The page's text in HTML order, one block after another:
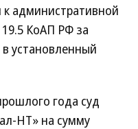
административной
19.5 КоАП РФ за
установленный
года суд
НТ» на сумму